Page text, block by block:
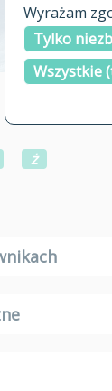
Wyrażam
Tylko
Wszystkie
E F G
ż